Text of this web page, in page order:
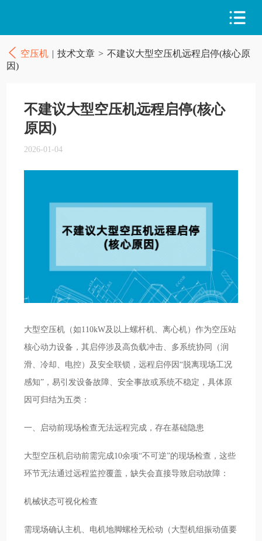
空压机 | 技术文章 > 不建议大型空压机远程启停(核心原
因)
不建议大型空压机远程启停(核心
原因)
2026-01-04
大型空压机（如110kW及以上螺杆机、离心机）作为空压站
核心动力设备，其启停涉及高负载冲击、多系统协同（润
滑、冷却、电控）及安全联锁，远程启停因“脱离现场工况
感知”，易引发设备故障、安全事故或系统不稳定，具体原
因可归结为五类：
一、启动前现场检查无法远程完成，存在基础隐患
大型空压机启动前需完成10余项“不可逆”的现场检查，这些
环节无法通过远程监控覆盖，缺失会直接导致启动故障：
机械状态可视化检查
需现场确认主机、电机地脚螺栓无松动（大型机组振动值要